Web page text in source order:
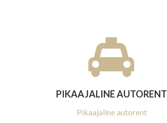
PIKAAJALINE AUTORENT
Pikaajaline autorent